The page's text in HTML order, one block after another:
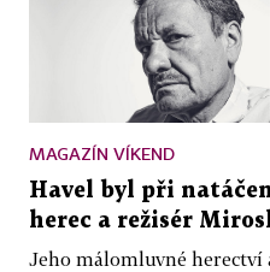
MAGAZÍN VÍKEND
Havel byl při
herec a režisér
Jeho málomluvné herectví